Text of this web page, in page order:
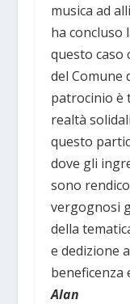
musica ad
ha concluso
questo caso
del Comune
patrocinio è
realtà
questo
dove gli
sono
vergognosi
della
e dedizione
beneficenza
Alan